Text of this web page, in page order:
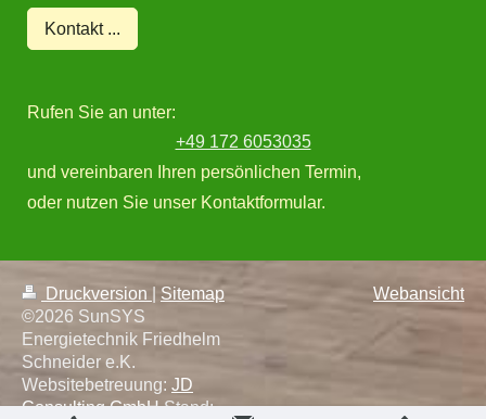
Kontakt ...
Rufen Sie an unter:
+49 172 6053035
und vereinbaren Ihren persönlichen Termin,
oder nutzen Sie unser Kontaktformular.
Druckversion
Sitemap
©2026 SunSYS
Energietechnik Friedhelm
Schneider e.K.
Websitebetreuung: JD
Consulting GmbHStand:
Webansicht